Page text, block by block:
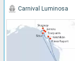
Carnival Luminosa